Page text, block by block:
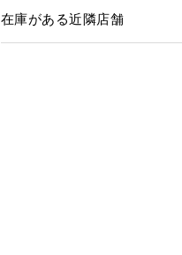
在庫がある近隣店舗